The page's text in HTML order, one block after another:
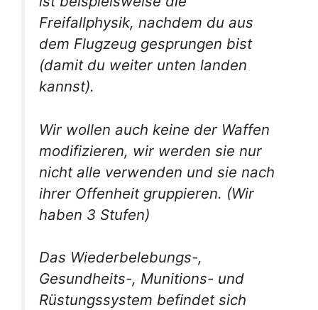
Freifallphysik, nachdem du aus
dem Flugzeug gesprungen bist
(damit du weiter unten landen
kannst).
Wir wollen auch keine der Waffen
modifizieren, wir werden sie nur
nicht alle verwenden und sie nach
ihrer Offenheit gruppieren. (Wir
haben 3 Stufen)
Das Wiederbelebungs-,
Gesundheits-, Munitions- und
Rüstungssystem befindet sich